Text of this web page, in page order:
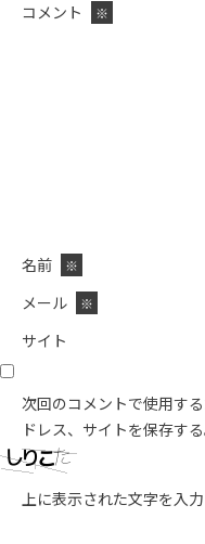
コメント
※
名前 ※
メール ※
サイト
次回のコメントで使用す
ドレス、サイトを保存する
上に表示された文字を入力